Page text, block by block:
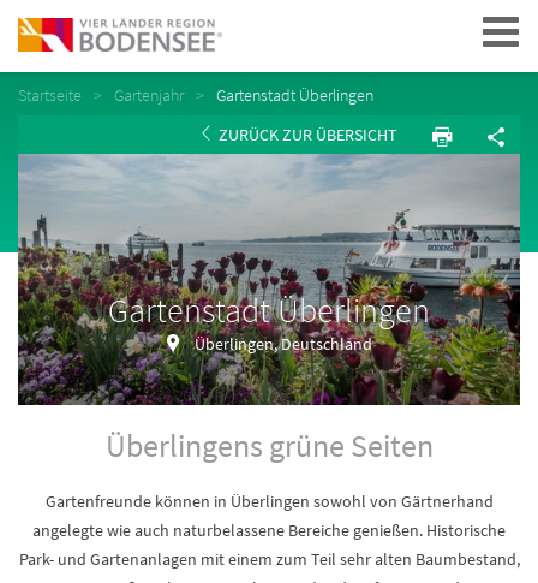
Navigation
Startseite Gartenjahr
Gartenstadt Überlingen
ZURÜCK ZUR ÜBERSICHT
Gartenstadt Überlingen
Überlingen, Deutschland
Überlingens grüne Seiten
Gartenfreunde können in Überlingen sowohl von Gärtnerhand
angelegte wie auch naturbelassene Bereiche genießen. Historische
Park- und Gartenanlagen mit einem zum Teil sehr alten Baumbestand,